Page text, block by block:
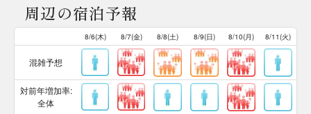
周辺の宿泊予報
8/6(木) 8/7(金) 8/8(土) 8/9(日) 8/10(月) 8/11(火)
混雑予想
対前年増加率:
全体